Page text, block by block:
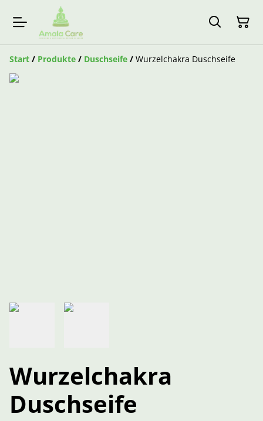
Start / Produkte / Duschseife / Wurzelchakra Duschseife
Wurzelchakra
Duschseife